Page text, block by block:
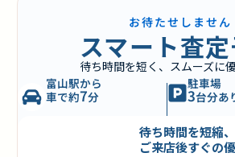
お待たせしません
スマート査
待ち時間を短く、スムーズに優
富山駅から
車で約7分
駐車場
3台分あ
待ち時間を短縮、
ご来店後すぐの